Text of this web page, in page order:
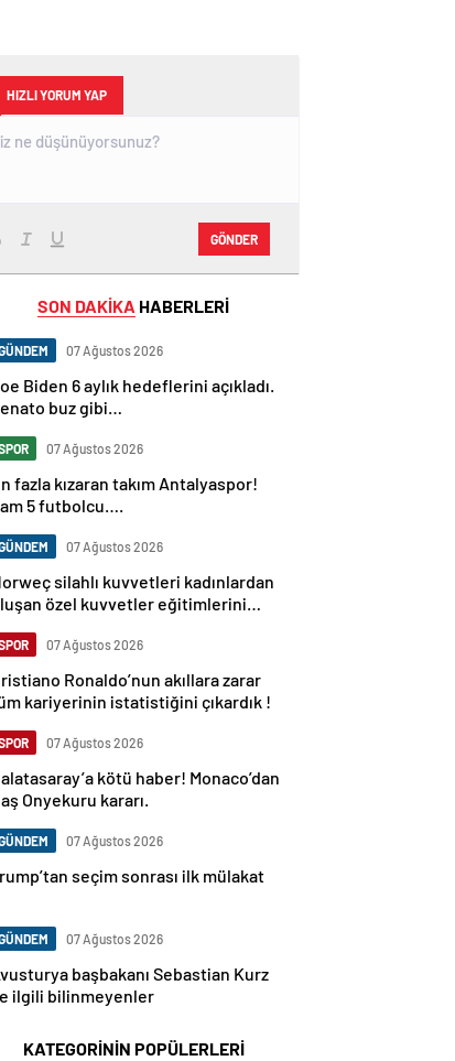
HIZLI YORUM YAP
GÖNDER
SON DAKİKA HABERLERİ
07 Ağustos 2026
Biden 6 aylık hedeflerini açıkladı.
buz gibi…
07 Ağustos 2026
fazla kızaran takım Antalyaspor!
5 futbolcu….
07 Ağustos 2026
silahlı kuvvetleri kadınlardan
özel kuvvetler eğitimlerini
07 Ağustos 2026
Ronaldo’nun akıllara zarar
kariyerinin istatistiğini çıkardık !
07 Ağustos 2026
kötü haber! Monaco’dan
Onyekuru kararı.
07 Ağustos 2026
seçim sonrası ilk mülakat
07 Ağustos 2026
başbakanı Sebastian Kurz
ilgili bilinmeyenler
KATEGORİNİN POPÜLERLERİ